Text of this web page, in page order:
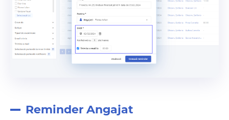
Reminder Angajat